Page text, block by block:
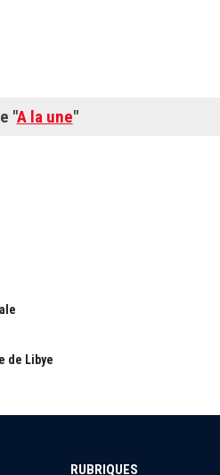
"A la une"
de Libye
RUBRIQUES